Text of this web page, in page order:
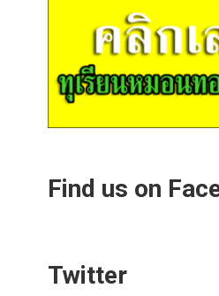
Find us on
Twitter